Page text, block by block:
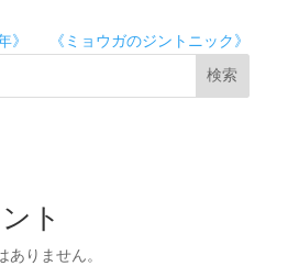
》
《ミョウガのジントニック》
検索
ト
りません。